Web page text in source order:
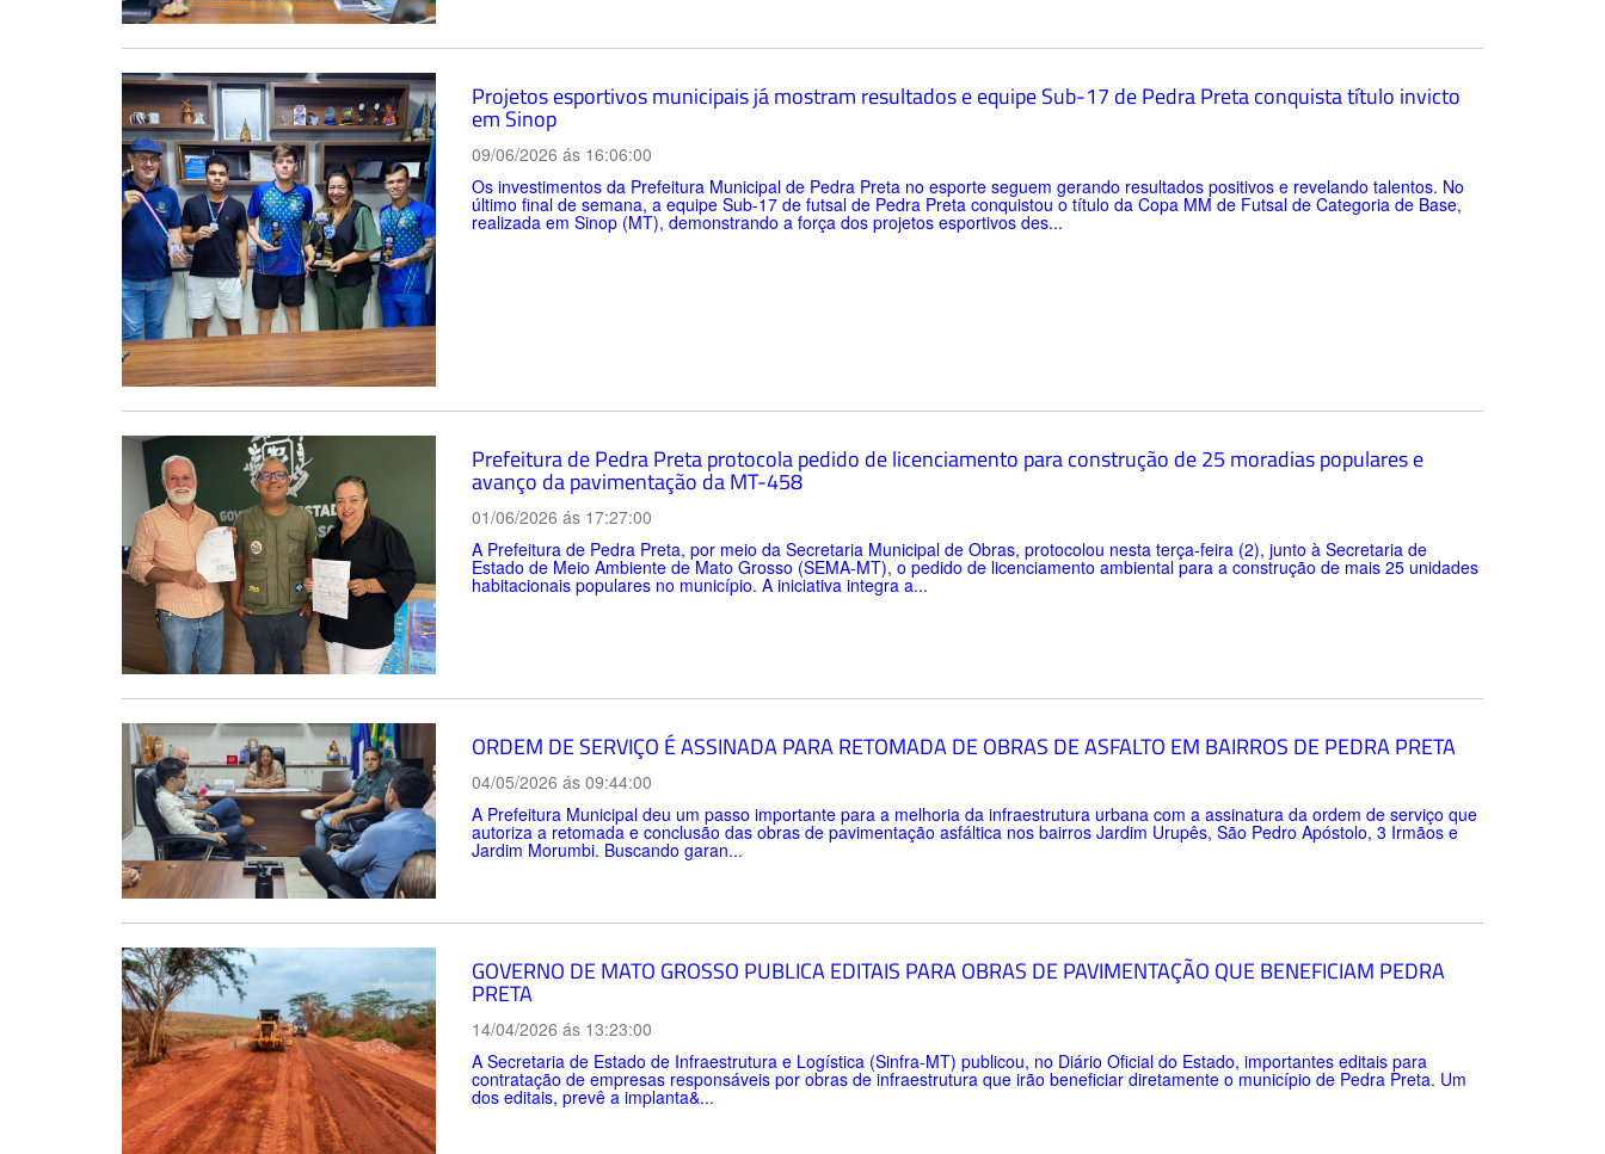
Projetos esportivos municipais já mostram resultados e equipe Sub-17 de Pedra Preta conquista título invicto
em Sinop
09/06/2026 ás 16:06:00
Os investimentos da Prefeitura Municipal de Pedra Preta no esporte seguem gerando resultados positivos e revelando talentos. No
último final de semana, a equipe Sub-17 de futsal de Pedra Preta conquistou o título da Copa MM de Futsal de Categoria de Base,
realizada em Sinop (MT), demonstrando a força dos projetos esportivos des...
Prefeitura de Pedra Preta protocola pedido de licenciamento para construção de 25 moradias populares e
avanço da pavimentação da MT-458
01/06/2026 ás 17:27:00
A Prefeitura de Pedra Preta, por meio da Secretaria Municipal de Obras, protocolou nesta terça-feira (2), junto à Secretaria de
Estado de Meio Ambiente de Mato Grosso (SEMA-MT), o pedido de licenciamento ambiental para a construção de mais 25 unidades
habitacionais populares no município. A iniciativa integra a...
ORDEM DE SERVIÇO É ASSINADA PARA RETOMADA DE OBRAS DE ASFALTO EM BAIRROS DE PEDRA PRETA
04/05/2026 ás 09:44:00
A Prefeitura Municipal deu um passo importante para a melhoria da infraestrutura urbana com a assinatura da ordem de serviço que
autoriza a retomada e conclusão das obras de pavimentação asfáltica nos bairros Jardim Urupês, São Pedro Apóstolo, 3 Irmãos e
Jardim Morumbi. Buscando garan...
GOVERNO DE MATO GROSSO PUBLICA EDITAIS PARA OBRAS DE PAVIMENTAÇÃO QUE BENEFICIAM PEDRA
PRETA
14/04/2026 ás 13:23:00
A Secretaria de Estado de Infraestrutura e Logística (Sinfra-MT) publicou, no Diário Oficial do Estado, importantes editais para
contratação de empresas responsáveis por obras de infraestrutura que irão beneficiar diretamente o município de Pedra Preta. Um
dos editais, prevê a implanta&...